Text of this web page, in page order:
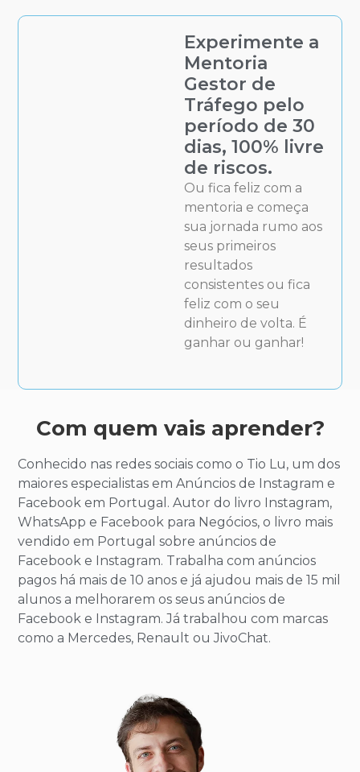
Experimente a
Mentoria
Gestor de
Tráfego pelo
período de 30
dias, 100% livre
de riscos.
Ou fica feliz com a
mentoria e começa
sua jornada rumo aos
seus primeiros
resultados
consistentes ou fica
feliz com o seu
dinheiro de volta. É
ganhar ou ganhar!
Com quem vais aprender?
Conhecido nas redes sociais como o Tio Lu, um dos
maiores especialistas em Anúncios de Instagram e
Facebook em Portugal. Autor do livro Instagram,
WhatsApp e Facebook para Negócios, o livro mais
vendido em Portugal sobre anúncios de
Facebook e Instagram. Trabalha com anúncios
pagos há mais de 10 anos e já ajudou mais de 15 mil
alunos a melhorarem os seus anúncios de
Facebook e Instagram. Já trabalhou com marcas
como a Mercedes, Renault ou JivoChat.